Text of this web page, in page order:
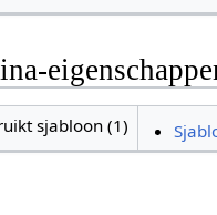
sjabloon (1)